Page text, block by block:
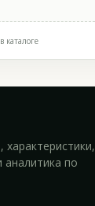
в каталоге
аналитика по